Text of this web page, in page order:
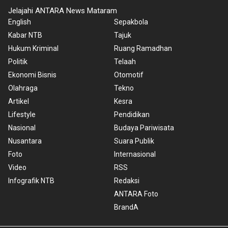
Jelajahi ANTARA News Mataram
English
Kabar NTB
Hukum Kriminal
Politik
Ekonomi Bisnis
Olahraga
Artikel
Lifestyle
Nasional
Nusantara
Foto
Video
Infografik NTB
Sepakbola
Tajuk
Ruang Ramadhan
Telaah
Otomotif
Tekno
Kesra
Pendidikan
Budaya Pariwisata
Suara Publik
Internasional
RSS
Redaksi
ANTARA Foto
BrandA